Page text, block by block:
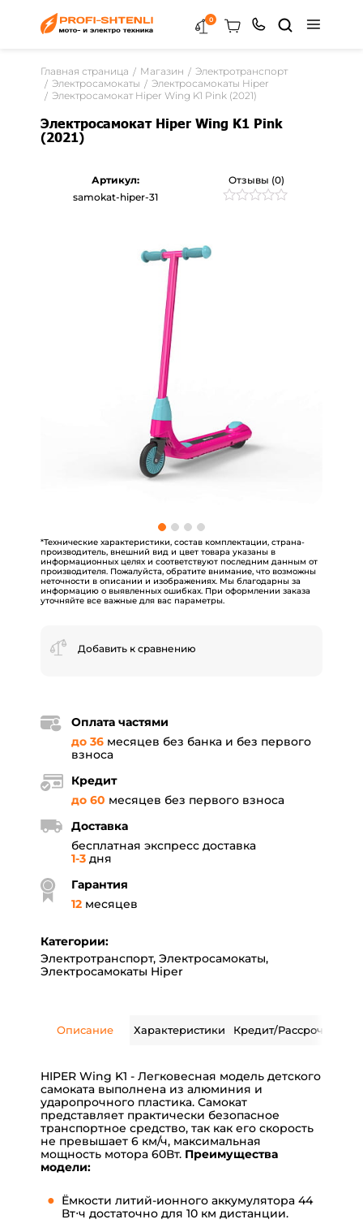
0
Главная страница Магазин
Электротранспорт
Электросамокаты
Электросамокаты Hiper
Электросамокат Hiper Wing K1 Pink (2021)
Электросамокат Hiper Wing K1 Pink
(2021)
Отзывы (0)
Артикул:
samokat-hiper-31
*Технические характеристики, состав комплектации, страна-
производитель, внешний вид и цвет товара указаны в
информационных целях и соответствуют последним данным от
производителя. Пожалуйста, обратите внимание, что возможны
неточности в описании и изображениях. Мы благодарны за
информацию о выявленных ошибках. При оформлении заказа
уточняйте все важные для вас параметры.
Добавить к сравнению
Оплата частями
до 36 месяцев без банка и без первого
взноса
Кредит
до 60 месяцев без первого взноса
Доставка
бесплатная экспресс доставка
1-3 дня
Гарантия
12 месяцев
Категории:
Электротранспорт, Электросамокаты,
Электросамокаты Hiper
Описание Характеристики Кредит/Рассрочка
HIPER Wing K1 - Легковесная модель детского
самоката выполнена из алюминия и
ударопрочного пластика. Самокат
представляет практически безопасное
транспортное средство, так как его скорость
не превышает 6 км/ч, максимальная
мощность мотора 60Вт. Преимущества
модели:
Ёмкости литий-ионного аккумулятора 44
Вт⋅ч достаточно для 10 км дистанции.